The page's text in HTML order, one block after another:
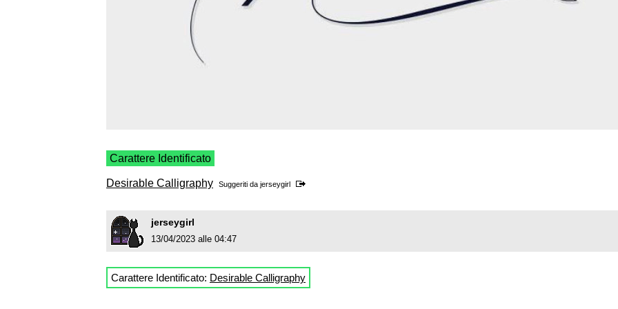
Carattere Identificato
Desirable Calligraphy Suggeriti da jerseygirl
jerseygirl
13/04/2023 alle 04:47
Carattere Identificato: Desirable Calligraphy